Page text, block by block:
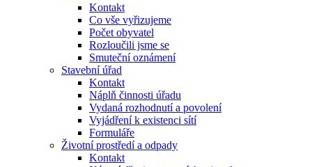
Kontakt
Co vše vyřizujeme
Počet obyvatel
Rozloučili jsme se
Smuteční oznámení
Stavební úřad
Kontakt
Náplň činnosti úřadu
Vydaná rozhodnutí a povolení
Vyjádření k existenci sítí
Formuláře
Životní prostředí a odpady
Kontakt